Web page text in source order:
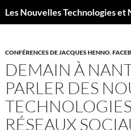
auLes Nouvelles Technologies et
CONFÉRENCES DE JACQUES HENNO,
DEMAIN À
PARLER DES
RÉSEAUX